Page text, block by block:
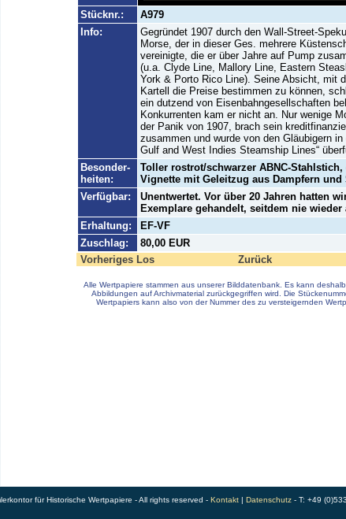
Stücknr.:
A979
Info:
Gegründet 1907 durch den Wall-Street-
Morse, der in dieser Ges. mehrere
vereinigte, die er über Jahre auf Pump
(u.a. Clyde Line, Mallory Line, Eastern
York & Porto Rico Line). Seine Absicht, mit
Kartell die Preise bestimmen zu können,
ein dutzend von Eisenbahngesellschaften
Konkurrenten kam er nicht an. Nur wenige
der Panik von 1907, brach sein
zusammen und wurde von den Gläubigern in
Gulf and West Indies Steamship Lines“
Besonder-
heiten:
Toller rostrot/schwarzer ABNC-
Vignette mit Geleitzug aus Dampfern und
Verfügbar:
Unentwertet. Vor über 20 Jahren hatten
Exemplare gehandelt, seitdem nie wieder
Erhaltung:
EF-VF
Zuschlag:
80,00 EUR
Vorheriges Los
Zurück
Alle Wertpapiere stammen aus unserer Bilddatenbank. Es kann
Abbildungen auf Archivmaterial zurückgegriffen wird. Die
Wertpapiers kann also von der Nummer des zu versteigernden
für Historische Wertpapiere - All rights reserved - Kontakt| Datenschutz- T: +49